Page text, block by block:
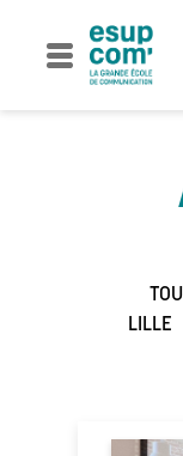
content
LILLE